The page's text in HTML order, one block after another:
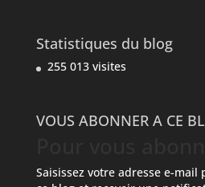
Statistiques du blog
255 013 visites
VOUS ABONNER A CE
Saisissez votre adresse e-mail